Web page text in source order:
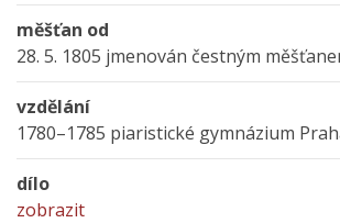
měšťan od
28. 5. 1805 jmenován čestným
vzdělání
1780–1785 piaristické gymnázium
dílo
zobrazit